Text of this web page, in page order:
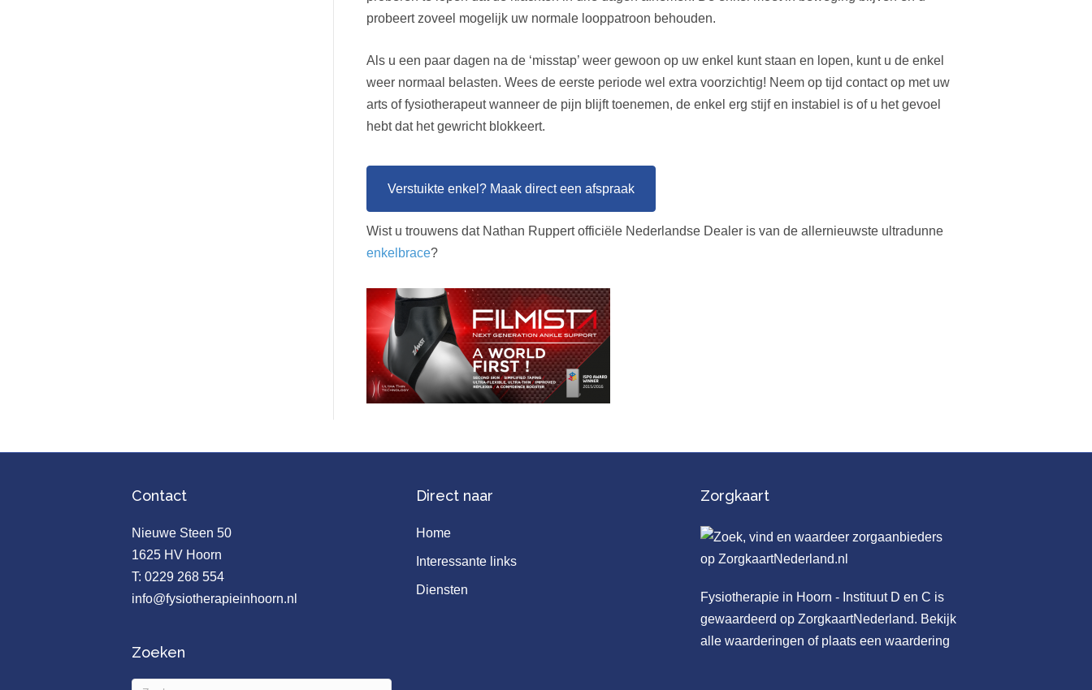
probeert zoveel mogelijk uw normale looppatroon behouden.
Als u een paar dagen na de ‘misstap’ weer gewoon op uw enkel kunt staan en lopen, kunt u de enkel
weer normaal belasten. Wees de eerste periode wel extra voorzichtig! Neem op tijd contact op met uw
arts of fysiotherapeut wanneer de pijn blijft toenemen, de enkel erg stijf en instabiel is of u het gevoel
hebt dat het gewricht blokkeert.
Verstuikte enkel? Maak direct een afspraak
Wist u trouwens dat Nathan Ruppert officiële Nederlandse Dealer is van de allernieuwste ultradunne
enkelbrace?
Contact
Nieuwe Steen 50
1625 HV Hoorn
T: 0229 268 554
info@fysiotherapieinhoorn.nl
Zoeken
Direct naar
Home
Interessante links
Diensten
Zorgkaart
Fysiotherapie in Hoorn - Instituut D en C is
gewaardeerd op ZorgkaartNederland. Bekijk
alle waarderingen of plaats een waardering